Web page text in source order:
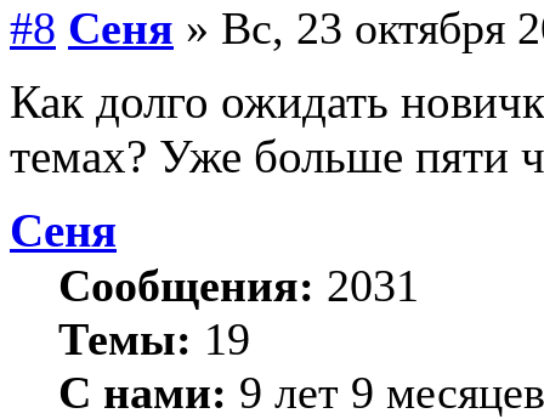
#8 Сеня » Вс, 23 октября
Как долго ожидать
темах? Уже больше пяти
Сеня
Сообщения: 2031
Темы: 19
С нами: 9 лет 9 месяцев